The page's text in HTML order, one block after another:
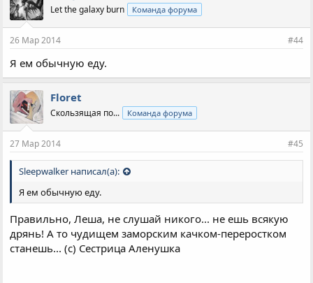
Let the galaxy burn Команда форума
26 Мар 2014 #44
Я ем обычную еду.
Floret
Скользящая по... Команда форума
27 Мар 2014 #45
Sleepwalker написал(а):
Я ем обычную еду.
Правильно, Леша, не слушай никого... не ешь всякую
дрянь! А то чудищем заморским качком-переростком
станешь... (с) Сестрица Аленушка